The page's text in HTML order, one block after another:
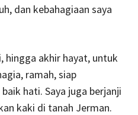
dan kebahagiaan saya
hingga akhir hayat, untuk
ramah, siap
hati. Saya juga berjanji
kaki di tanah Jerman.